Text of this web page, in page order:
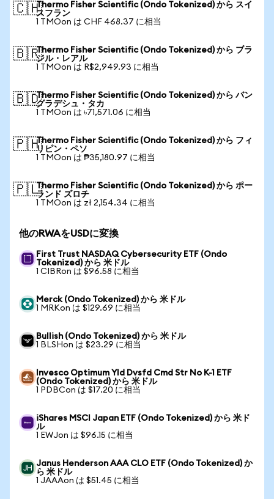
🇨🇭Thermo Fisher Scientific (Ondo Tokenized) から スイ
スフラン
1 TMOon は CHF 468.37 に相当
🇧🇷Thermo Fisher Scientific (Ondo Tokenized) から ブラ
ジル・レアル
1 TMOon は R$2,949.93 に相当
🇧🇩Thermo Fisher Scientific (Ondo Tokenized) から バン
グラデシュ・タカ
1 TMOon は ৳71,571.06 に相当
🇵🇭Thermo Fisher Scientific (Ondo Tokenized) から フィ
リピン・ペソ
1 TMOon は ₱35,180.97 に相当
🇵🇱Thermo Fisher Scientific (Ondo Tokenized) から ポー
ランド ズロチ
1 TMOon は zł 2,154.34 に相当
他のRWAをUSDに変換
First Trust NASDAQ Cybersecurity ETF (Ondo
Tokenized) から 米ドル
1 CIBRon は $96.58 に相当
Merck (Ondo Tokenized) から 米ドル
1 MRKon は $129.69 に相当
Bullish (Ondo Tokenized) から 米ドル
1 BLSHon は $23.29 に相当
Invesco Optimum Yld Dvsfd Cmd Str No K-1 ETF
(Ondo Tokenized) から 米ドル
1 PDBCon は $17.20 に相当
iShares MSCI Japan ETF (Ondo Tokenized) から 米ド
ル
1 EWJon は $96.15 に相当
Janus Henderson AAA CLO ETF (Ondo Tokenized) か
ら 米ドル
1 JAAAon は $51.45 に相当